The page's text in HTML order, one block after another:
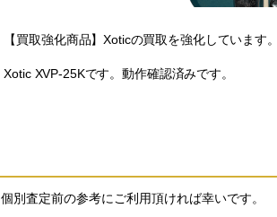
【買取強化商品】Xoticの買取を強化しています。
Xotic XVP-25Kです。動作確認済みです。
個別査定前の参考にご利用頂ければ幸いです。